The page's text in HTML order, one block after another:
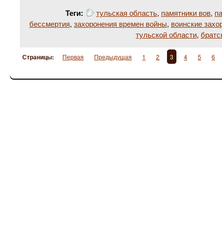
Теги: тульская область, памятники вов,
бессмертия, захоронения времен войны, воинские
тульской области,
Страницы: Первая Предыдущая 1 2 3 4 5 6